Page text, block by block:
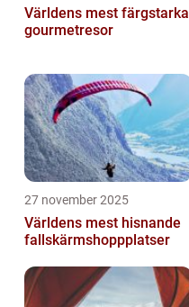
Världens mest färgstarka
gourmetresor
27 november 2025
Världens mest hisnande
fallskärmshoppplatser